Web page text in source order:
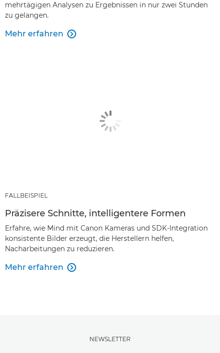
mehrtägigen Analysen zu Ergebnissen in nur zwei Stunden
zu gelangen.
Mehr erfahren 
FALLBEISPIEL
Präzisere Schnitte, intelligentere Formen
Erfahre, wie Mind mit Canon Kameras und SDK-Integration
konsistente Bilder erzeugt, die Herstellern helfen,
Nacharbeitungen zu reduzieren.
Mehr erfahren 
NEWSLETTER